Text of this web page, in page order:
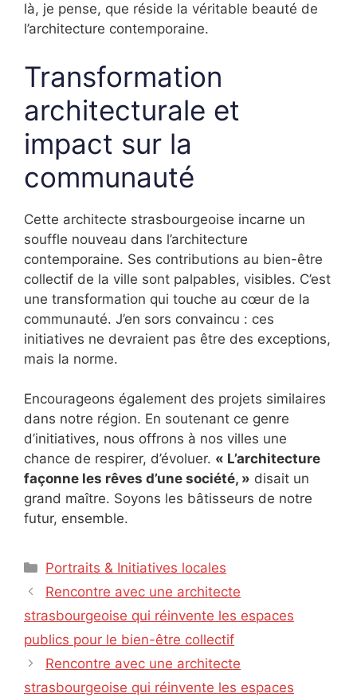
là, je pense, que réside la véritable beauté de
l’architecture contemporaine.
Transformation
architecturale et
impact sur la
communauté
Cette architecte strasbourgeoise incarne un
souffle nouveau dans l’architecture
contemporaine. Ses contributions au bien-être
collectif de la ville sont palpables, visibles. C’est
une transformation qui touche au cœur de la
communauté. J’en sors convaincu : ces
initiatives ne devraient pas être des exceptions,
mais la norme.
Encourageons également des projets similaires
dans notre région. En soutenant ce genre
d’initiatives, nous offrons à nos villes une
chance de respirer, d’évoluer. « L’architecture
façonne les rêves d’une société, » disait un
grand maître. Soyons les bâtisseurs de notre
futur, ensemble.
Catégories
Portraits & Initiatives locales
Rencontre avec une architecte
strasbourgeoise qui réinvente les espaces
publics pour le bien-être collectif
Rencontre avec une architecte
strasbourgeoise qui réinvente les espaces